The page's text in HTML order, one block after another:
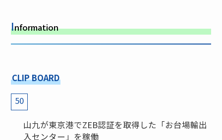
Information
CLIP BOARD
50
山九が東京港でZEB認証を取得した「お台場輸出
入センター」を稼働